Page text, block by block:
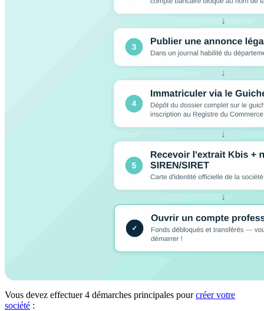
Vous devez effectuer 4 démarches principales pourcréer votre
société :